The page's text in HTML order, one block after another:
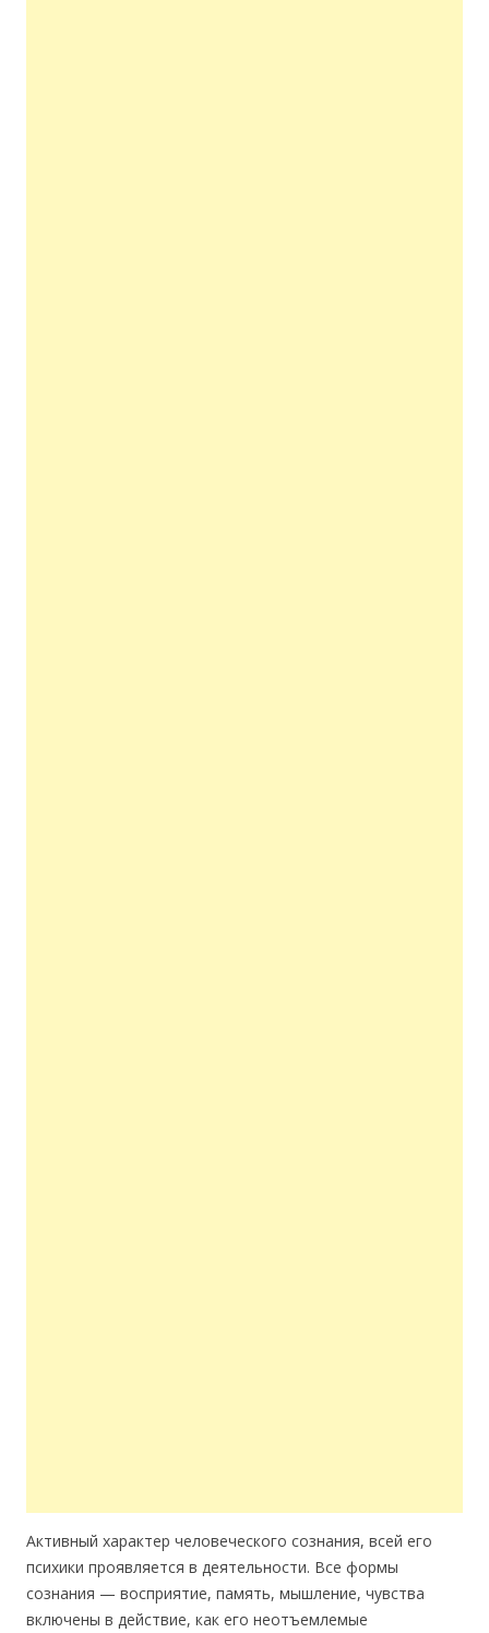
Активный характер человеческого сознания, всей его
психики проявляется в деятельности. Все формы
сознания — восприятие, память, мышление, чувства
включены в действие, как его неотъемлемые